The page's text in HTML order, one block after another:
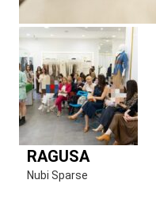
RAGUSA
Nubi Sparse